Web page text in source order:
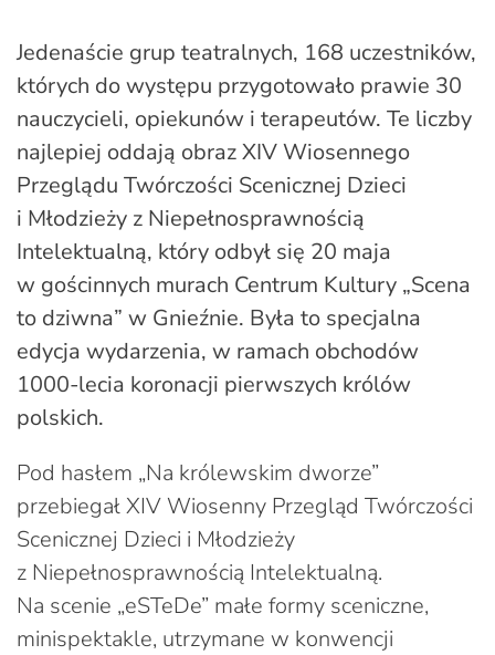
Jedenaście grup teatralnych, 168 uczestników,
których do występu przygotowało prawie 30
nauczycieli, opiekunów i terapeutów. Te liczby
najlepiej oddają obraz XIV Wiosennego
Przeglądu Twórczości Scenicznej Dzieci
i Młodzieży z Niepełnosprawnością
Intelektualną, który odbył się 20 maja
w gościnnych murach Centrum Kultury „Scena
to dziwna” w Gnieźnie. Była to specjalna
edycja wydarzenia, w ramach obchodów
1000-lecia koronacji pierwszych królów
polskich.
Pod hasłem „Na królewskim dworze”
przebiegał XIV Wiosenny Przegląd Twórczości
Scenicznej Dzieci i Młodzieży
z Niepełnosprawnością Intelektualną.
Na scenie „eSTeDe” małe formy sceniczne,
minispektakle, utrzymane w konwencji